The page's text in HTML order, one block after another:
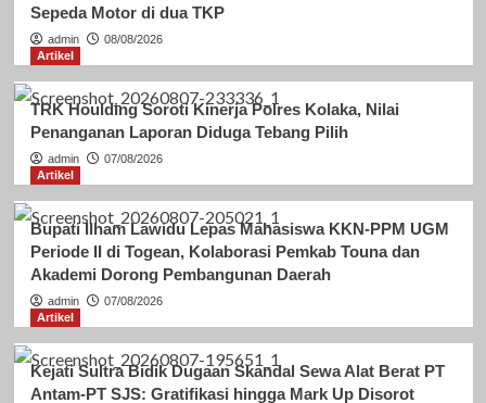
Sepeda Motor di dua TKP
admin
08/08/2026
Artikel
TRK Houlding Soroti Kinerja Polres Kolaka, Nilai
Penanganan Laporan Diduga Tebang Pilih
admin
07/08/2026
Artikel
Bupati Ilham Lawidu Lepas Mahasiswa KKN-PPM UGM
Periode II di Togean, Kolaborasi Pemkab Touna dan
Akademi Dorong Pembangunan Daerah
admin
07/08/2026
Artikel
Kejati Sultra Bidik Dugaan Skandal Sewa Alat Berat PT
Antam-PT SJS: Gratifikasi hingga Mark Up Disorot